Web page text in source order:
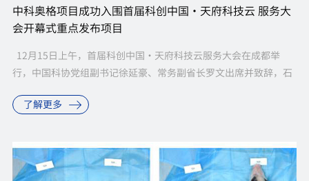
中科奥格项目成功入围首届科创中国·天府科技云 服务大
会开幕式重点发布项目
12月15日上午，首届科创中国·天府科技云服务大会在成都举
行，中国科协党组副书记徐延豪、常务副省长罗文出席并致辞，石
种器官移植...
了解更多